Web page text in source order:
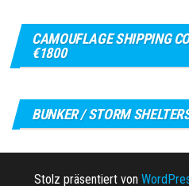
CAMOUFLAGE SHIPPING
€1800
BUNKER / STORM
Stolz präsentiert von